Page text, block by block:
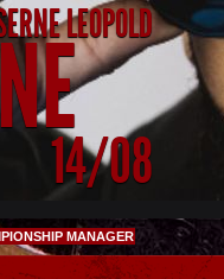
LEOPOLD
14/08
MANAGER